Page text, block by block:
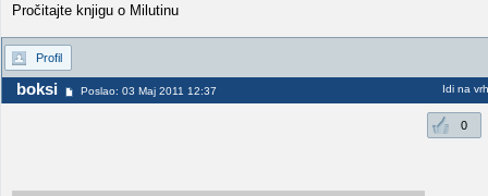
Pročitajte knjigu o Milutinu
Profil
boksi Poslao: 03 Maj 2011 12:37 Idi na vrh
0